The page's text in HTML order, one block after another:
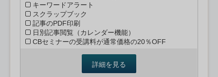
キーワードアラート
スクラップブック
記事のPDF印刷
日別記事閲覧（カレンダー機能）
CBセミナーの受講料が通常価格の20％OFF
詳細を見る